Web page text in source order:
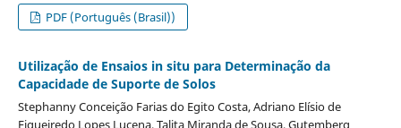
PDF (Português (Brasil))
Utilização de Ensaios in situ para Determinação da
Capacidade de Suporte de Solos
Stephanny Conceição Farias do Egito Costa, Adriano Elísio de
Figueiredo Lopes Lucena, Talita Miranda de Sousa, Gutemberg